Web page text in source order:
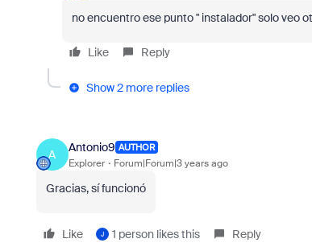
no encuentro ese punto " instalador" solo veo
Like Reply
Show 2 more replies
A
Antonio9 AUTHOR
Explorer Forum|Forum|3 years ago
Gracias, sí funcionó
Like J 1 person likes this Reply